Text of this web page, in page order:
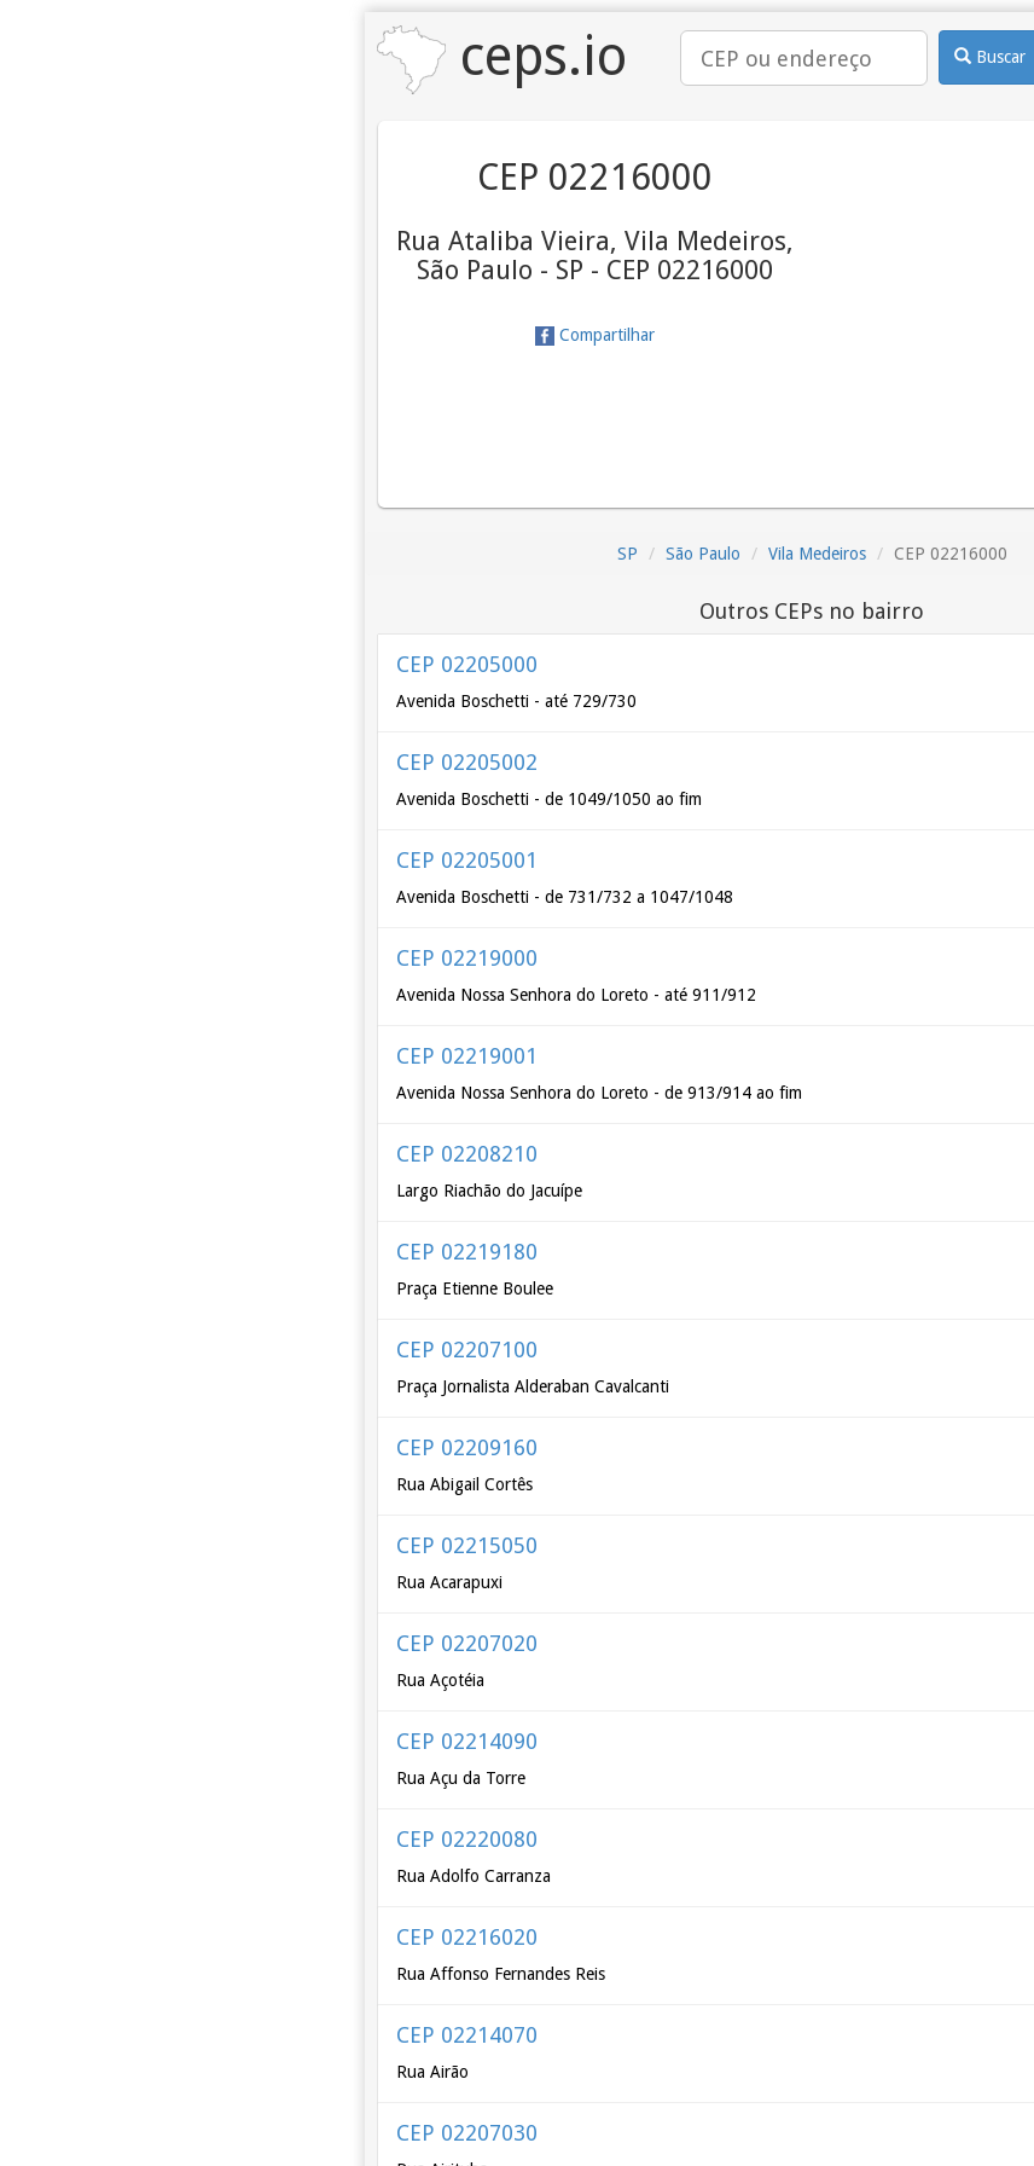
ceps.io Buscar
CEP 02216000
Rua Ataliba Vieira, Vila Medeiros,
São Paulo - SP - CEP 02216000
Compartilhar
SP São Paulo Vila Medeiros CEP 02216000
Outros CEPs no bairro
CEP 02205000
Avenida Boschetti - até 729/730
CEP 02205002
Avenida Boschetti - de 1049/1050 ao fim
CEP 02205001
Avenida Boschetti - de 731/732 a 1047/1048
CEP 02219000
Avenida Nossa Senhora do Loreto - até 911/912
CEP 02219001
Avenida Nossa Senhora do Loreto - de 913/914 ao fim
CEP 02208210
Largo Riachão do Jacuípe
CEP 02219180
Praça Etienne Boulee
CEP 02207100
Praça Jornalista Alderaban Cavalcanti
CEP 02209160
Rua Abigail Cortês
CEP 02215050
Rua Acarapuxi
CEP 02207020
Rua Açotéia
CEP 02214090
Rua Açu da Torre
CEP 02220080
Rua Adolfo Carranza
CEP 02216020
Rua Affonso Fernandes Reis
CEP 02214070
Rua Airão
CEP 02207030